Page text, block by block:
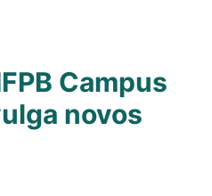
Campus
novos